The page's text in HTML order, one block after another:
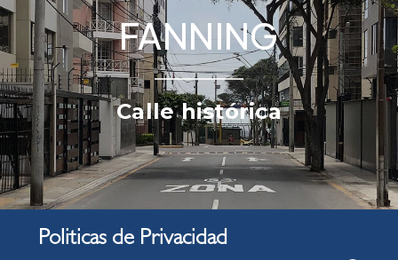
FANNING
Calle histórica